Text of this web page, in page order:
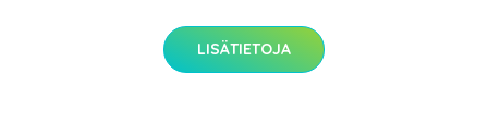
LISÄTIETOJA